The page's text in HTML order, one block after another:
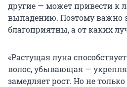
другие — может привести к
выпадению. Поэтому важно
благоприятны, а от каких
«Растущая луна
волос, убывающая —
замедляет рост. Но не